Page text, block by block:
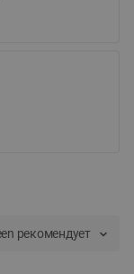
рекомендует